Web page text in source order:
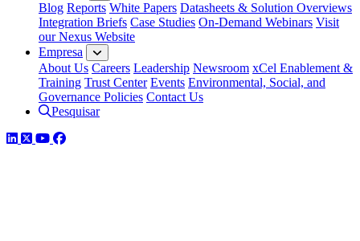
Blog Reports White Papers Datasheets & Solution Overviews
Integration Briefs Case Studies On-Demand Webinars Visit
our Nexus Website
Empresa
About Us Careers Leadership Newsroom xCel Enablement &
Training Trust Center Events Environmental, Social, and
Governance Policies Contact Us
Pesquisar
LinkedIn
TwitterYouTube
Facebook